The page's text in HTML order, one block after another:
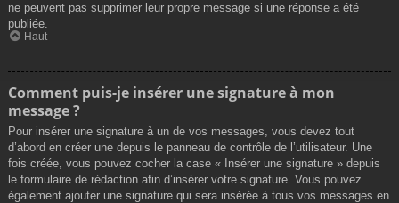
ne peuvent pas supprimer leur propre message si une réponse a été
publiée.
Haut
Comment puis-je insérer une signature à mon
message ?
Pour insérer une signature à un de vos messages, vous devez tout
d’abord en créer une depuis le panneau de contrôle de l’utilisateur. Une
fois créée, vous pouvez cocher la case « Insérer une signature » depuis
le formulaire de rédaction afin d’insérer votre signature. Vous pouvez
également ajouter une signature qui sera insérée à tous vos messages en